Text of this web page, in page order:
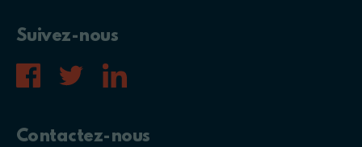
Suivez-nous
Contactez-nous